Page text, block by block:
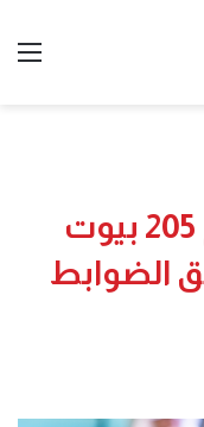
«إسكان المرأة»: توزيع 205 بيوت
الضوابط